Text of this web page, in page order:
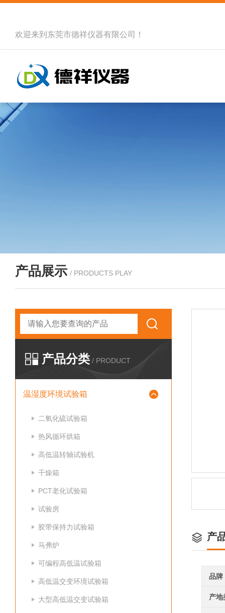
欢迎来到 东莞市德祥仪器有限公司 ！
产品展示 / PRODUCTS PLAY
产品分类 / PRODUCT
温湿度环境试验箱
二氧化硫试验箱
热风循环烘箱
高低温转轴试验机
干燥箱
PCT老化试验箱
试验房
胶带保持力试验箱
马弗炉
可编程高低温试验箱
高低温交变环境试验箱
大型高低温交变试验箱
产
品牌
产地